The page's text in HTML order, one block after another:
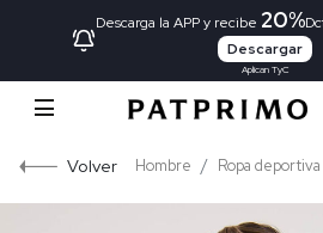
Descarga la APP y recibe 20%
Descargar
Aplican TyC
Volver Hombre Ropa deportiva